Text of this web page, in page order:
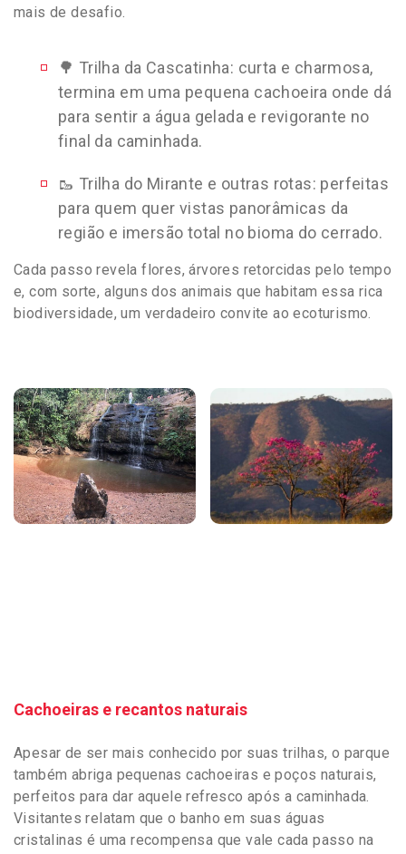
mais de desafio.
🌳 Trilha da Cascatinha: curta e charmosa,
termina em uma pequena cachoeira onde dá
para sentir a água gelada e revigorante no
final da caminhada.
🥾 Trilha do Mirante e outras rotas: perfeitas
para quem quer vistas panorâmicas da
região e imersão total no bioma do cerrado.
Cada passo revela flores, árvores retorcidas pelo tempo
e, com sorte, alguns dos animais que habitam essa rica
biodiversidade, um verdadeiro convite ao ecoturismo.
Cachoeiras e recantos naturais
Apesar de ser mais conhecido por suas trilhas, o parque
também abriga pequenas cachoeiras e poços naturais,
perfeitos para dar aquele refresco após a caminhada.
Visitantes relatam que o banho em suas águas
cristalinas é uma recompensa que vale cada passo na